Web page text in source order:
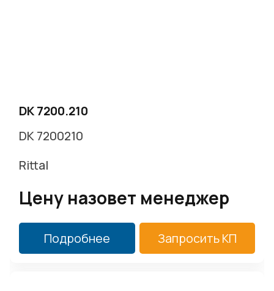
DK 7200.210
DK 7200210
Rittal
Цену назовет менеджер
Подробнее Запросить КП